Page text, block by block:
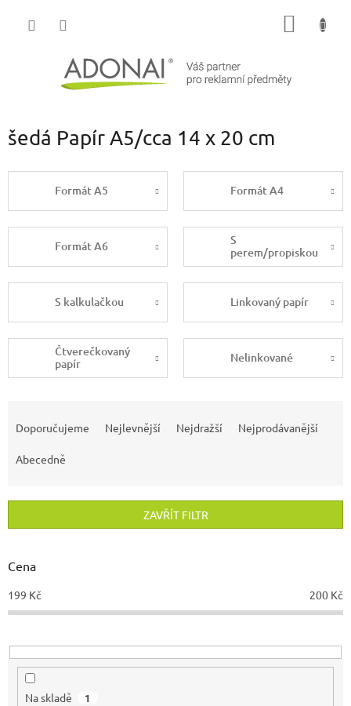
šedá Papír A5/cca 14 x 20 cm
Formát A5 Formát A4
Formát A6
S
perem/propiskou
S kalkulačkou Linkovaný papír
Čtverečkovaný
papír
Nelinkované
r
d
k
t
Doporučujeme Nejlevnější Nejdražší Nejprodávanější
Abecedně
ZAVŘÍT FILTR
Cena
199 Kč 200 Kč
Na skladě 1